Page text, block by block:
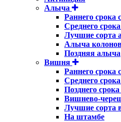
Алыча
Раннего срока
Среднего
Лучшие сорта
Алыча
Поздняя алыча
Вишня
Раннего срока
Среднего
Позднего
Вишнево-
Лучшие сорта
На штамбе